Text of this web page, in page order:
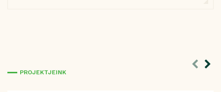
PROJEKTJEINK